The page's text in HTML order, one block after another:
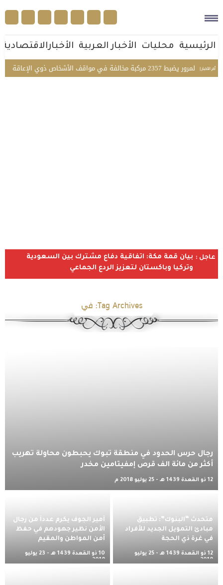
الرئيسية محليات الأخبار العربية الأخبارالاقتصادية
أخر الأخبار |
مركبة مخالفة في مواقف الأشخاص ذوي الإعاقة بمختلف مناطق المملكة
عاجل : بيان قمة مكة: اتفاقية دفاع مشترك بين السعودية
وتركيا وباكستان لتعزيز الردع الجماعي
Tag Archives: في
رجال حرس الحدود في منطقة تبوك يحبطون محاولة تهريب
أكثر من مائة الف قرص إمفيتامين مخدر
12 ذو القعدة 1439 هـ - 25 يوليو 2018 م
متحدث “البنوك”: تطبيق
مبادئ التمويل الجديد للأفراد
في غرة ذي الحجة
12 ذو القعدة 1439 هـ - 25 يوليو
2018 م
أمير الجوف يكرم عدداً من رجال
الأمن نظير جهودهم في حفظ
أمن المواطن والمقيم
10 ذو القعدة 1439 هـ - 23 يوليو
2018 م